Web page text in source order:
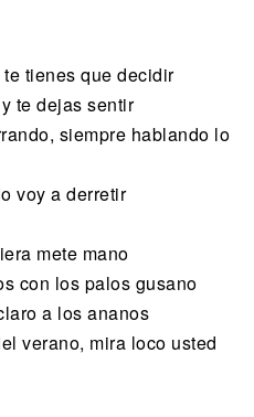
tienes que decidir
te dejas sentir
siempre hablando lo
voy a derretir
mete mano
con los palos gusano
a los ananos
verano, mira loco usted